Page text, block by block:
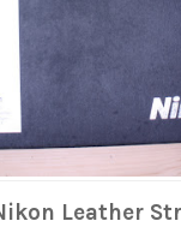
Leather